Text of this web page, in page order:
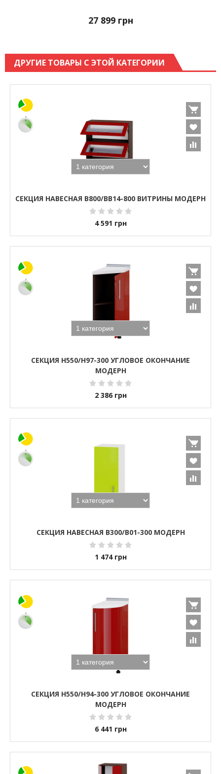
27 899 грн
ДРУГИЕ ТОВАРЫ С ЭТОЙ КАТЕГОРИИ
СЕКЦИЯ НАВЕСНАЯ В800/ВВ14-800 ВИТРИНЫ МОДЕРН
4 591 грн
СЕКЦИЯ Н550/Н97-300 УГЛОВОЕ ОКОНЧАНИЕ
МОДЕРН
2 386 грн
СЕКЦИЯ НАВЕСНАЯ В300/В01-300 МОДЕРН
1 474 грн
СЕКЦИЯ Н550/Н94-300 УГЛОВОЕ ОКОНЧАНИЕ
МОДЕРН
6 441 грн